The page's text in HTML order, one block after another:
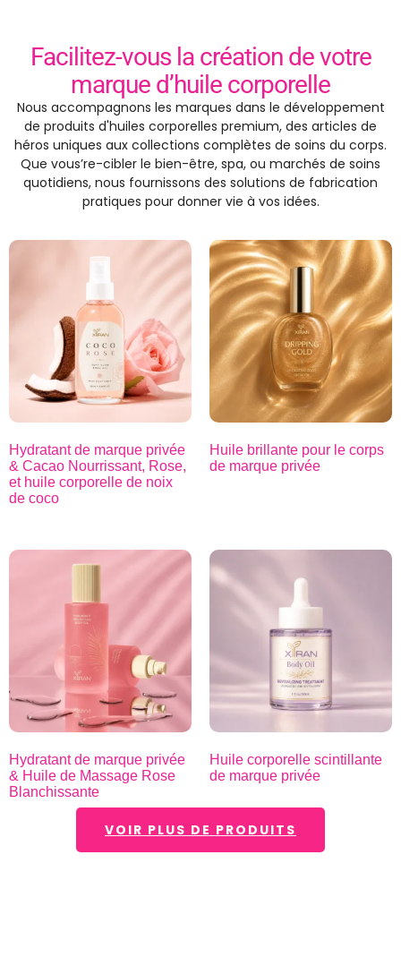
Facilitez-vous la création de votre
marque d’huile corporelle
Nous accompagnons les marques dans le développement
de produits d'huiles corporelles premium, des articles de
héros uniques aux collections complètes de soins du corps.
Que vous’re-cibler le bien-être, spa, ou marchés de soins
quotidiens, nous fournissons des solutions de fabrication
pratiques pour donner vie à vos idées.
Hydratant de marque privée
& Cacao Nourrissant, Rose,
et huile corporelle de noix
de coco
Huile brillante pour le corps
de marque privée
Hydratant de marque privée
& Huile de Massage Rose
Blanchissante
Huile corporelle scintillante
de marque privée
VOIR PLUS DE PRODUITS